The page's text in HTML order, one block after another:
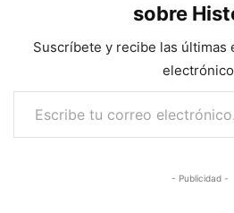
sobre
Suscríbete y recibe las últimas
Escribe tu correo electrónico…
- Publicidad -